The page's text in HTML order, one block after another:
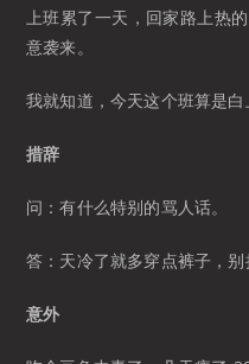
上班累了一天，回家路上热
意袭来。
我就知道，今天这个班算是白
措辞
问：有什么特别的骂人话。
答：天冷了就多穿点裤子，别
意外